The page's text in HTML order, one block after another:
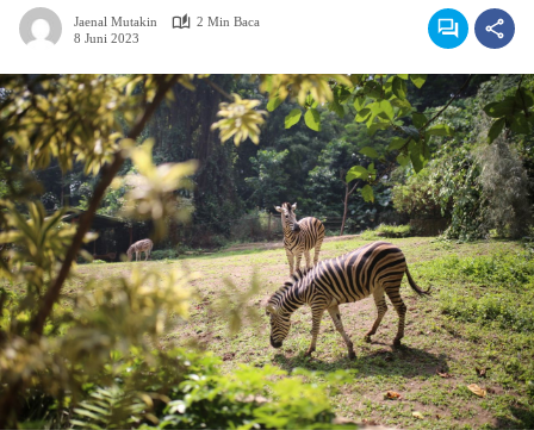
Jaenal Mutakin
2 Min Baca
8 Juni 2023